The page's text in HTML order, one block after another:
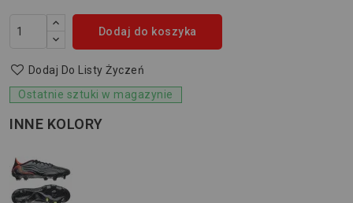
Dodaj do koszyka
Dodaj Do Listy Życzeń
Ostatnie sztuki w magazynie
INNE KOLORY